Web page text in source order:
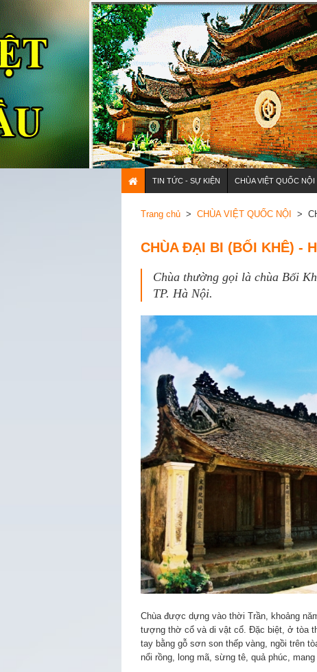
TIN TỨC - SỰ KIỆN CHÙA VIỆT QUỐC NỘI
Trang chủ> CHÙA VIỆT QUỐC NỘI >
CHÙA ĐẠI BI (BỐI KHÊ) -
Chùa thường gọi là chùa Bối
TP. Hà Nội.
Chùa được dựng vào thời Trần, khoảng
tượng thờ cổ và di vật cổ. Đặc biệt, ở tòa
tay bằng gỗ sơn son thếp vàng, ngồi trên
nổi rồng, long mã, sừng tê, quả phúc,